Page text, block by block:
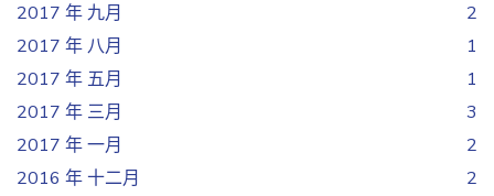
2017 年 九月
2
2017 年 八月
1
2017 年 五月
1
2017 年 三月
3
2017 年 一月
2
2016 年 十二月
2